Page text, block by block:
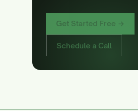
Get Started Free →
Schedule a Call